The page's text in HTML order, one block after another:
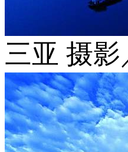
三亚 摄